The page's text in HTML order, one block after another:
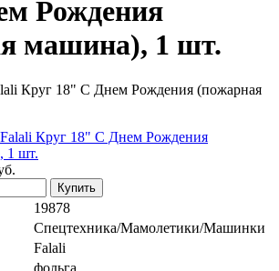
Рождения
машина), 1 шт.
Круг 18" С Днем Рождения (пожарная
Купить
19878
Спецтехника/Мамолетики/Машинки
Falali
фольга